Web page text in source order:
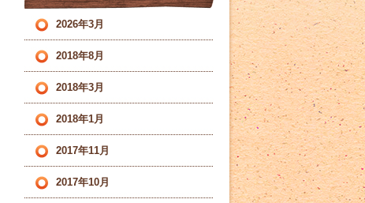
2026年3月
2018年8月
2018年3月
2018年1月
2017年11月
2017年10月